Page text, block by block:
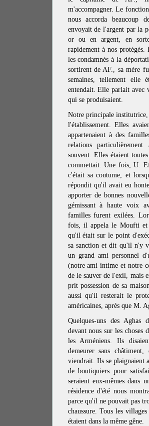
m'accompagner. Le
nous accorda beaucoup
envoyait de l'argent par la
or ou en argent, en
rapidement à nos
les condamnés à la
sortirent de AF., sa mère
semaines, tellement elle
entendait. Elle parlait avec
qui se produisaient.
Notre principale institutrice,
l'établissement. Elles
appartenaient à des
relations
souvent. Elles étaient
commettait. Une fois, U.
c'était sa coutume, et
répondit qu'il avait eu
apporter de bonnes
gémissant à haute voix
familles furent exilées.
fois, il appela le Moufti et
qu'il était sur le point
sa sanction et dit qu'il n'y
un grand ami personnel
(notre ami intime et notre
de le sauver de l'exil, mais
prit possession de sa
aussi qu'il resterait le
américaines, après que M.
Quelques-uns des Aghas
devant nous sur les
les Arméniens. Ils
demeurer sans
viendrait. Ils se plaignaient
de boutiquiers pour
seraient eux-mêmes dans
résidence d'été nous
parce qu'il ne pouvait pas
chaussure. Tous les
étaient dans la même gêne.